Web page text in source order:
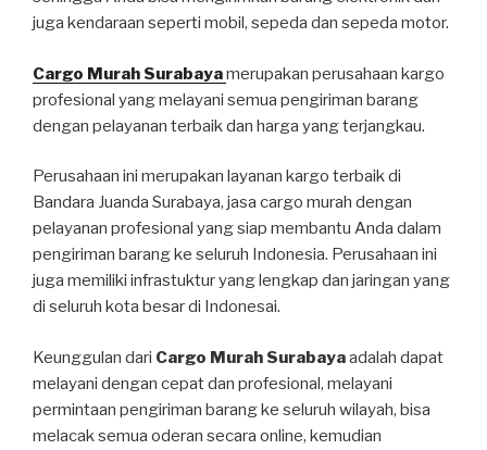
juga kendaraan seperti mobil, sepeda dan sepeda motor.
Cargo Murah Surabayamerupakan perusahaan kargo
profesional yang melayani semua pengiriman barang
dengan pelayanan terbaik dan harga yang terjangkau.
Perusahaan ini merupakan layanan kargo terbaik di
Bandara Juanda Surabaya, jasa cargo murah dengan
pelayanan profesional yang siap membantu Anda dalam
pengiriman barang ke seluruh Indonesia. Perusahaan ini
juga memiliki infrastuktur yang lengkap dan jaringan yang
di seluruh kota besar di Indonesai.
Keunggulan dari Cargo Murah Surabayaadalah dapat
melayani dengan cepat dan profesional, melayani
permintaan pengiriman barang ke seluruh wilayah, bisa
melacak semua oderan secara online, kemudian